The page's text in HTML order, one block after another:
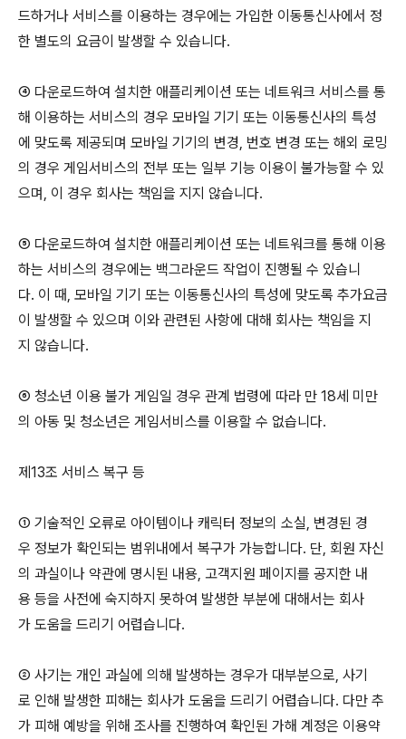
드하거나 서비스를 이용하는 경우에는 가입한 이동통신사에서 정
한 별도의 요금이 발생할 수 있습니다.
④ 다운로드하여 설치한 애플리케이션 또는 네트워크 서비스를 통
해 이용하는 서비스의 경우 모바일 기기 또는 이동통신사의 특성
에 맞도록 제공되며 모바일 기기의 변경, 번호 변경 또는 해외 로밍
의 경우 게임서비스의 전부 또는 일부 기능 이용이 불가능할 수 있
으며, 이 경우 회사는 책임을 지지 않습니다.
⑤ 다운로드하여 설치한 애플리케이션 또는 네트워크를 통해 이용
하는 서비스의 경우에는 백그라운드 작업이 진행될 수 있습니
다. 이 때, 모바일 기기 또는 이동통신사의 특성에 맞도록 추가요금
이 발생할 수 있으며 이와 관련된 사항에 대해 회사는 책임을 지
지 않습니다.
⑥ 청소년 이용 불가 게임일 경우 관계 법령에 따라 만 18세 미만
의 아동 및 청소년은 게임서비스를 이용할 수 없습니다.
제13조 서비스 복구 등
① 기술적인 오류로 아이템이나 캐릭터 정보의 소실, 변경된 경
우 정보가 확인되는 범위내에서 복구가 가능합니다. 단, 회원 자신
의 과실이나 약관에 명시된 내용, 고객지원 페이지를 공지한 내
용 등을 사전에 숙지하지 못하여 발생한 부분에 대해서는 회사
가 도움을 드리기 어렵습니다.
② 사기는 개인 과실에 의해 발생하는 경우가 대부분으로, 사기
로 인해 발생한 피해는 회사가 도움을 드리기 어렵습니다. 다만 추
가 피해 예방을 위해 조사를 진행하여 확인된 가해 계정은 이용약